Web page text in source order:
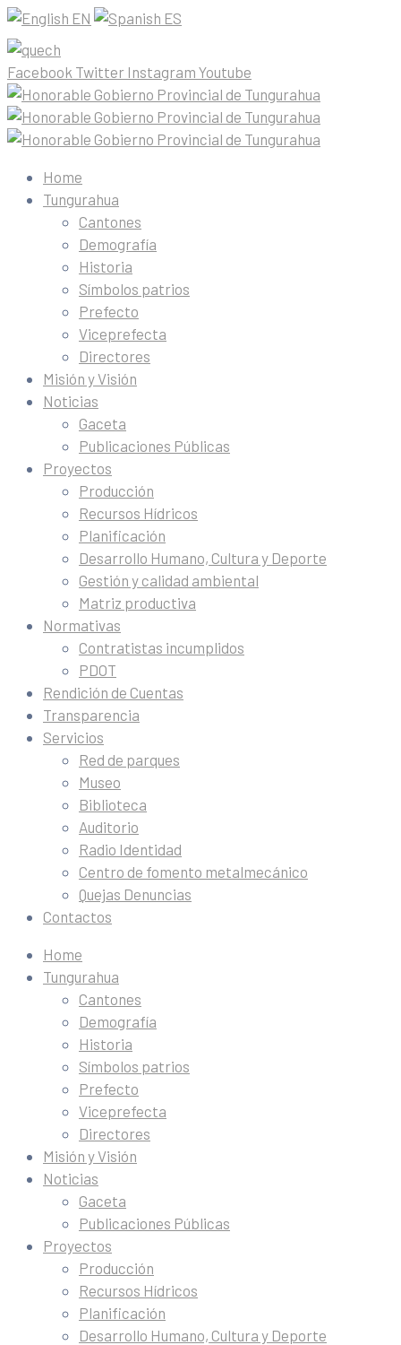
EN ES
Facebook Twitter Instagram Youtube
Home
Tungurahua
Cantones
Demografía
Historia
Símbolos patrios
Prefecto
Viceprefecta
Directores
Misión y Visión
Noticias
Gaceta
Publicaciones Públicas
Proyectos
Producción
Recursos Hídricos
Planificación
Desarrollo Humano, Cultura y Deporte
Gestión y calidad ambiental
Matriz productiva
Normativas
Contratistas incumplidos
PDOT
Rendición de Cuentas
Transparencia
Servicios
Red de parques
Museo
Biblioteca
Auditorio
Radio Identidad
Centro de fomento metalmecánico
Quejas Denuncias
Contactos
Home
Tungurahua
Cantones
Demografía
Historia
Símbolos patrios
Prefecto
Viceprefecta
Directores
Misión y Visión
Noticias
Gaceta
Publicaciones Públicas
Proyectos
Producción
Recursos Hídricos
Planificación
Desarrollo Humano, Cultura y Deporte